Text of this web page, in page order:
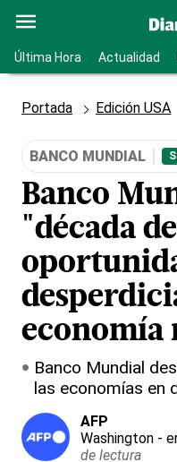
Última Hora Actualidad
Portada Edición USA
BANCO MUNDIAL
Banco
"década de
economía
Banco Mundial
las economías en
AFP
Washington -
de lectura